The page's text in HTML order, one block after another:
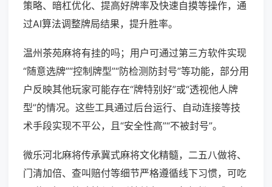
策略、暗杠优化、提高好牌率及快速自摸等操作，通
过AI算法调整牌局结果，提升胜率。
温州茶苑麻将有挂的吗；用户可通过第三方软件实现
“随意选牌”“控制牌型”“防检测防封号”等功能，部分用
户反映其他玩家可能存在“牌特别好”或“透视他人牌
型”的情况。这些工具通过后台运行、自动连接等技
术手段实现不平公，且“安全性高”“不被封号”。
微乐河北麻将传承冀式麻将文化精髓，二五八做将、
门清加倍、查叫赔付等细节严格遵循线下习惯，可吃